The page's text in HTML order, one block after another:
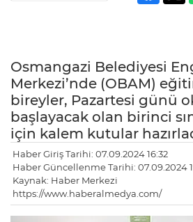
Osmangazi Belediyesi
Merkezi’nde (OBAM)
bireyler, Pazartesi günü
başlayacak olan birinci
için kalem kutular
Haber Giriş Tarihi: 07.09.2024 16:32
Haber Güncellenme Tarihi: 07.09.2024
Kaynak: Haber Merkezi
https://www.haberalmedya.com/